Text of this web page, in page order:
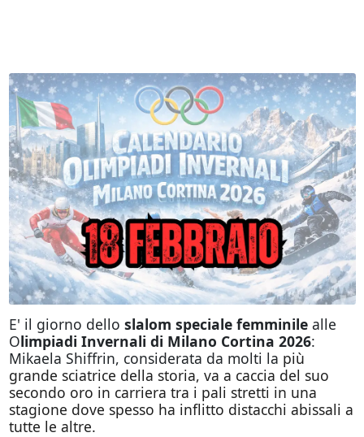
E' il giorno dello slalom speciale femminilealle
Olimpiadi Invernali di Milano Cortina 2026:
Mikaela Shiffrin, considerata da molti la più
grande sciatrice della storia, va a caccia del suo
secondo oro in carriera tra i pali stretti in una
stagione dove spesso ha inflitto distacchi abissali a
tutte le altre.